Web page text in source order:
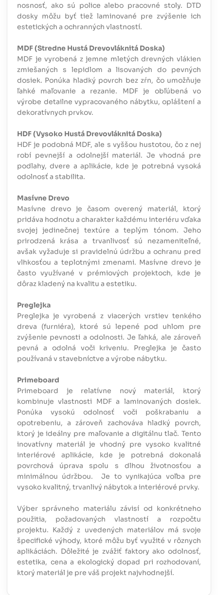
nosnosť, ako sú police alebo pracovné stoly. DTD
dosky môžu byť tiež laminované pre zvýšenie ich
estetických a ochranných vlastností.
MDF (Stredne Hustá Drevovláknitá Doska)
MDF je vyrobená z jemne mletých drevných vlákien
zmiešaných s lepidlom a lisovaných do pevných
dosiek. Ponúka hladký povrch bez zŕn, čo umožňuje
ľahké maľovanie a rezanie. MDF je obľúbená vo
výrobe detailne vypracovaného nábytku, opláštení a
dekoratívnych prvkov.
HDF (Vysoko Hustá Drevovláknitá Doska)
HDF je podobná MDF, ale s vyššou hustotou, čo z nej
robí pevnejší a odolnejší materiál. Je vhodná pre
podlahy, dvere a aplikácie, kde je potrebná vysoká
odolnosť a stabilita.
Masívne Drevo
Masívne drevo je časom overený materiál, ktorý
pridáva hodnotu a charakter každému interiéru vďaka
svojej jedinečnej textúre a teplým tónom. Jeho
prirodzená krása a trvanlivosť sú nezameniteľné,
avšak vyžaduje si pravidelnú údržbu a ochranu pred
vlhkosťou a teplotnými zmenami. Masívne drevo je
často využívané v prémiových projektoch, kde je
dôraz kladený na kvalitu a estetiku.
Preglejka
Preglejka je vyrobená z viacerých vrstiev tenkého
dreva (furniéra), ktoré sú lepené pod uhlom pre
zvýšenie pevnosti a odolnosti. Je ľahká, ale zároveň
pevná a odolná voči kriveniu. Preglejka je často
používaná v stavebníctve a výrobe nábytku.
Primeboard
Primeboard je relatívne nový materiál, ktorý
kombinuje vlastnosti MDF a laminovaných dosiek.
Ponúka vysokú odolnosť voči poškrabaniu a
opotrebeniu, a zároveň zachováva hladký povrch,
ktorý je ideálny pre maľovanie a digitálnu tlač. Tento
inovatívny materiál je vhodný pre vysoko kvalitné
interiérové aplikácie, kde je potrebná dokonalá
povrchová úprava spolu s dlhou životnosťou a
minimálnou údržbou. Je to vynikajúca voľba pre
vysoko kvalitný, trvanlivý nábytok a interiérové prvky.
Výber správneho materiálu závisí od konkrétneho
použitia, požadovaných vlastností a rozpočtu
projektu. Každý z uvedených materiálov má svoje
špecifické výhody, ktoré môžu byť využité v rôznych
aplikáciách. Dôležité je zvážiť faktory ako odolnosť,
estetika, cena a ekologický dopad pri rozhodovaní,
ktorý materiál je pre váš projekt najvhodnejší.